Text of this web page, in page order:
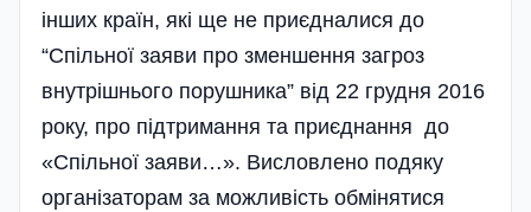
інших країн, які ще не приєдналися до
“Спільної заяви про зменшення загроз
внутрішнього порушника” від 22 грудня 2016
року, про підтримання та приєднання до
«Спільної заяви…». Висловлено подяку
організаторам за можливість обмінятися